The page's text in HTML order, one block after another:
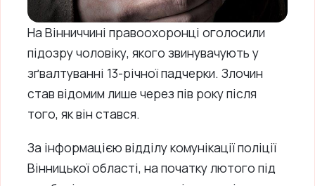
На Вінниччині правоохоронці оголосили
підозру чоловіку, якого звинувачують у
зґвалтуванні 13-річної падчерки. Злочин
став відомим лише через пів року після
того, як він стався.
За інформацією відділу комунікації поліції
Вінницької області, на початку лютого під